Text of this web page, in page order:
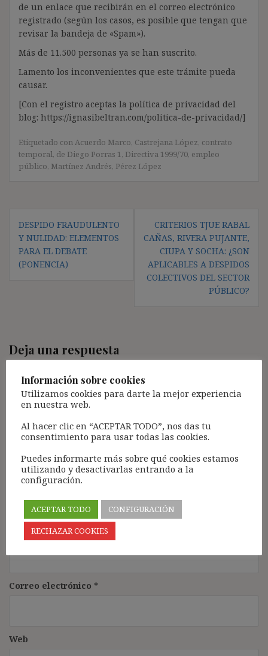
de un enlace que recibirán en el correo electrónico
registrado (según los casos, es posible que tengan que
revisar la bandeja de «Spam»).
Más de 11.500 personas ya se han suscrito.
Lamento los inconvenientes que este trámite pueda
causar.
[Con el registro aceptas la política de privacidad del
blog: https://ignasibeltran.com/politica-de-privacidad/]
Etiquetado con Acuerdo Marco, Castrejana López, contrato
temporal, de Diego Porras 1 , Directiva 1999/70, empleo
público, Martínez Andrés, Pérez López
de
entradas
DESPIDO FRAUDULENTO
Y NULIDAD: ELEMENTOS
PARA EL DEBATE
(PONENCIA)
CRITERIOS TJUE RABAL
CAÑAS, RIVERA PUJANTE,
CIUPA Y SOCHA: ¿SON
APLICABLES A DESPIDOS
COLECTIVOS DEL SECTOR
PÚBLICO?
Deja una respuesta
campos obligatorios están marcados con
Comentario*
Nombre*
Correo electrónico *
Web
Información sobre cookies
Utilizamos cookies para darte la mejor experiencia
en nuestra web.
Al hacer clic en “ACEPTAR TODO”, nos das tu
consentimiento para usar todas las cookies.
Puedes informarte más sobre qué cookies estamos
utilizando y desactivarlas entrando a la
configuración.
ACEPTAR TODO
CONFIGURACIÓN
RECHAZAR COOKIES